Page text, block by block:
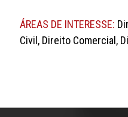
ÁREAS DE INTERESSE:
Civil, Direito Comercial,